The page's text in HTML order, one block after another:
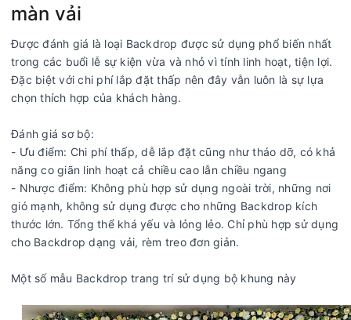
màn vải
Được đánh giá là loại Backdrop được sử dụng phổ biến nhất
trong các buổi lễ sự kiện vừa và nhỏ vì tính linh hoạt, tiện lợi.
Đặc biệt với chi phí lắp đặt thấp nên đây vẫn luôn là sự lựa
chọn thích hợp của khách hàng.
Đánh giá sơ bộ:
- Ưu điểm: Chi phí thấp, dễ lắp đặt cũng như tháo dỡ, có khả
năng co giãn linh hoạt cả chiều cao lẫn chiều ngang
- Nhược điểm: Không phù hợp sử dụng ngoài trời, những nơi
gió mạnh, không sử dụng được cho những Backdrop kích
thước lớn. Tổng thể khá yếu và lỏng lẻo. Chỉ phù hợp sử dụng
cho Backdrop dạng vải, rèm treo đơn giản.
Một số mẫu Backdrop trang trí sử dụng bộ khung này